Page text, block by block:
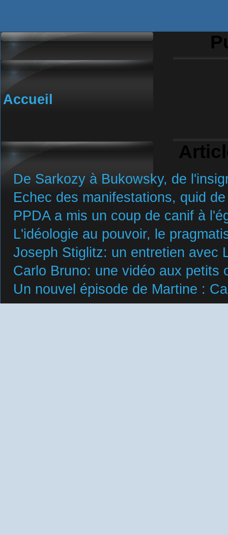
Accueil
De Sarkozy à Bukowsky, de
Echec des manifestations, quid
PPDA a mis un coup de canif à
L'idéologie au pouvoir, le
Joseph Stiglitz: un entretien avec
Carlo Bruno: une vidéo aux petits
Un nouvel épisode de Martine :